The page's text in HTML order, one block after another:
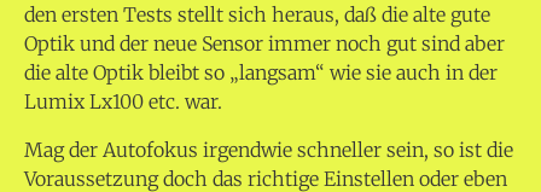
den ersten Tests stellt sich heraus, daß die alte gute
Optik und der neue Sensor immer noch gut sind aber
die alte Optik bleibt so „langsam“ wie sie auch in der
Lumix Lx100 etc. war.
Mag der Autofokus irgendwie schneller sein, so ist die
Voraussetzung doch das richtige Einstellen oder eben